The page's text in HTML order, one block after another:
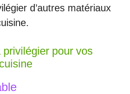
d’autres matériaux
pour vos